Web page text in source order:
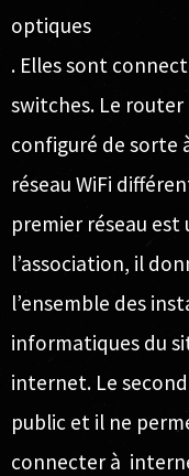
optiques
. Elles sont
switches. Le router
configuré de sorte
réseau WiFi
premier réseau
l’association, il
l’ensemble des
informatiques du
internet. Le second
public et il ne
connecter à